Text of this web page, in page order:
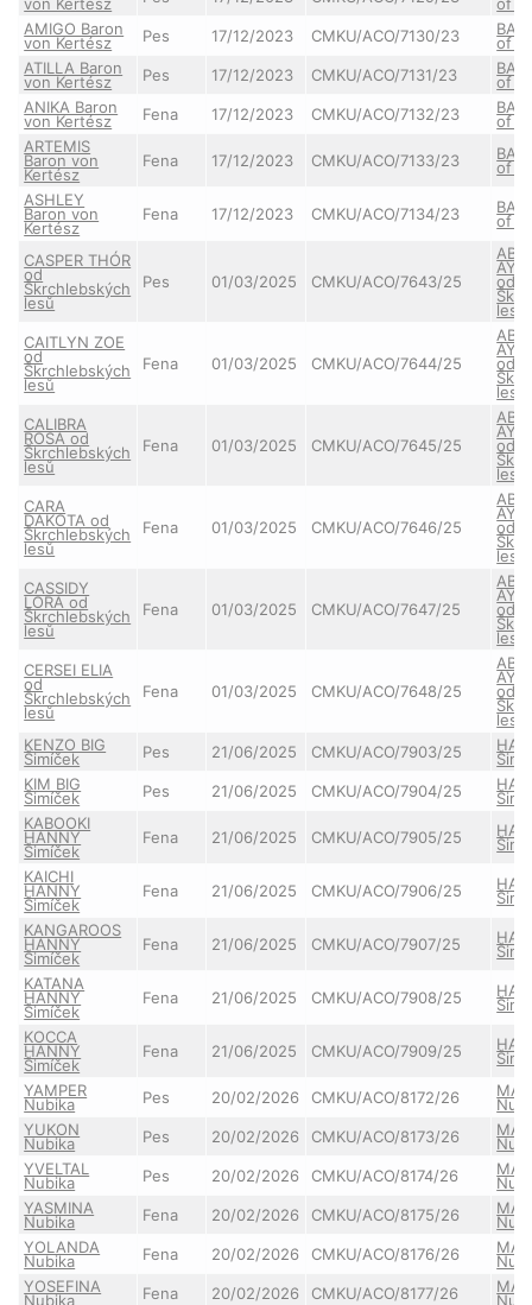
AMIGO Baron
von Kertész Pes 17/12/2023 CMKU/ACO/7130/23
of
ATILLA Baron
von Kertész Pes 17/12/2023 CMKU/ACO/7131/23
of
ANIKA Baron
von Kertész Fena 17/12/2023 CMKU/ACO/7132/23
of
ARTEMIS
Baron von
Kertész
Fena 17/12/2023 CMKU/ACO/7133/23
of
ASHLEY
Baron von
Kertész
Fena 17/12/2023 CMKU/ACO/7134/23 of
CASPER THÓR
od
Škrchlebských
lesů
Pes 01/03/2025 CMKU/ACO/7643/25 od
lesů
CAITLYN ZOE
od
Škrchlebských
lesů
Fena 01/03/2025 CMKU/ACO/7644/25 od
lesů
CALIBRA
ROSA od
Škrchlebských
lesů
Fena 01/03/2025 CMKU/ACO/7645/25 od
lesů
CARA
DAKOTA od
Škrchlebských
lesů
Fena 01/03/2025 CMKU/ACO/7646/25 od
lesů
CASSIDY
LORA od
Škrchlebských
lesů
Fena 01/03/2025 CMKU/ACO/7647/25 od
lesů
CERSEI ELIA
od
Škrchlebských
lesů
Fena 01/03/2025 CMKU/ACO/7648/25 od
lesů
KENZO BIG
Šimíček Pes 21/06/2025 CMKU/ACO/7903/25
KIM BIG
Šimíček Pes 21/06/2025 CMKU/ACO/7904/25
KABOOKI
HANNY
Šimíček
Fena 21/06/2025 CMKU/ACO/7905/25
KAICHI
HANNY
Šimíček
Fena 21/06/2025 CMKU/ACO/7906/25
KANGAROOS
HANNY
Šimíček
Fena 21/06/2025 CMKU/ACO/7907/25
KATANA
HANNY
Šimíček
Fena 21/06/2025 CMKU/ACO/7908/25
KOCCA
HANNY
Šimíček
Fena 21/06/2025 CMKU/ACO/7909/25
YAMPER
Nubika Pes 20/02/2026 CMKU/ACO/8172/26
YUKON
Nubika Pes 20/02/2026 CMKU/ACO/8173/26
YVELTAL
Nubika Pes 20/02/2026 CMKU/ACO/8174/26
YASMINA
Nubika Fena 20/02/2026 CMKU/ACO/8175/26
YOLANDA
Nubika Fena 20/02/2026 CMKU/ACO/8176/26
YOSEFINA
Nubika Fena 20/02/2026 CMKU/ACO/8177/26